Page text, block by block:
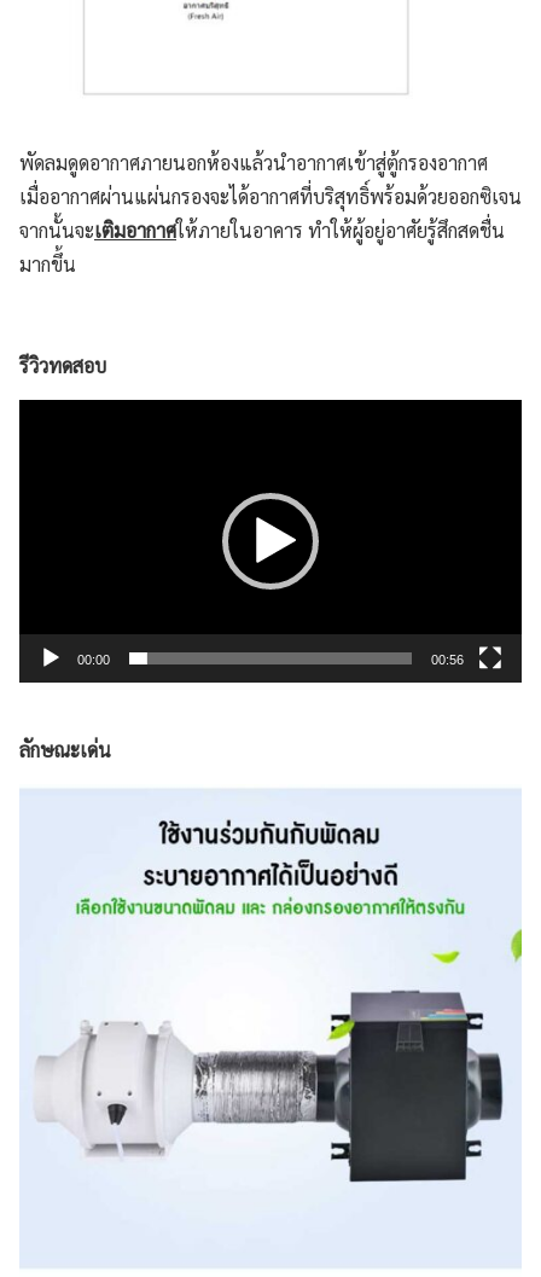
พัดลมดูดอากาศภายนอกห้องแล้วนำอากาศเข้าสู่ตู้กรองอากาศ
เมื่ออากาศผ่านแผ่นกรองจะได้อากาศที่บริสุทธิ์พร้อมด้วยออกซิเจน
จากนั้นจะเติมอากาศให้ภายในอาคาร ทำให้ผู้อยู่อาศัยรู้สึกสดชื่น
มากขึ้น
รีวิวทดสอบ
00:00 00:56
ลักษณะเด่น